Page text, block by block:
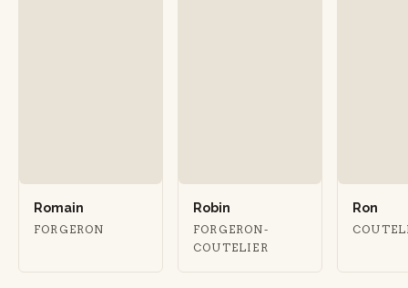
Romain
FORGERON
Robin
FORGERON-
COUTELIER
Ron